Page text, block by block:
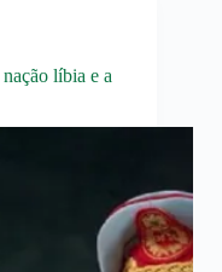
líbia e a